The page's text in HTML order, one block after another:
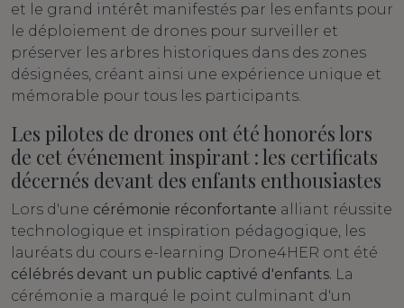
et le grand intérêt manifestés par les enfants pour
le déploiement de drones pour surveiller et
préserver les arbres historiques dans des zones
désignées, créant ainsi une expérience unique et
mémorable pour tous les participants.
Les pilotes de drones ont été honorés lors
de cet événement inspirant : les certificats
décernés devant des enfants enthousiastes
Lors d'une cérémonie réconfortante alliant réussite
technologique et inspiration pédagogique, les
lauréats du cours e-learning Drone4HER ont été
célébrés devant un public captivé d'enfants. La
cérémonie a marqué le point culminant d'un